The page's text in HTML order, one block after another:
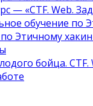
— «CTF. Web.
обучение по
Этичному
бойца.